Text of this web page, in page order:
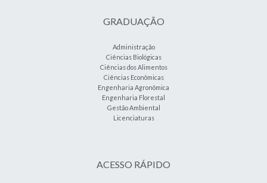
GRADUAÇÃO
Administração
Ciências Biológicas
Ciências dos Alimentos
Ciências Econômicas
Engenharia Agronômica
Engenharia Florestal
Gestão Ambiental
Licenciaturas
ACESSO RÁPIDO